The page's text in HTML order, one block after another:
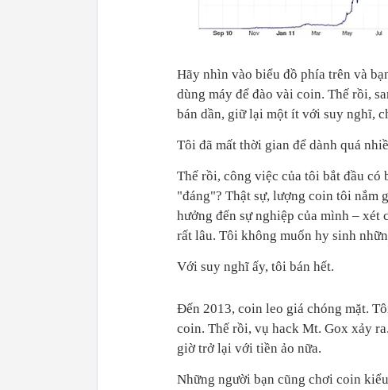
Hãy nhìn vào biểu đồ phía trên và
dùng máy để đào vài coin. Thế rồi,
bán dần, giữ lại một ít với suy nghĩ,
Tôi đã mất thời gian để dành quá
Thế rồi, công việc của tôi bắt đầu
"đáng"? Thật sự, lượng coin tôi nắm
hưởng đến sự nghiệp của mình –
rất lâu. Tôi không muốn hy sinh
Với suy nghĩ ấy, tôi bán hết.
Đến 2013, coin leo giá chóng mặt.
coin. Thế rồi, vụ hack Mt. Gox xảy
giờ trở lại với tiền ảo nữa.
Những người bạn cũng chơi coin